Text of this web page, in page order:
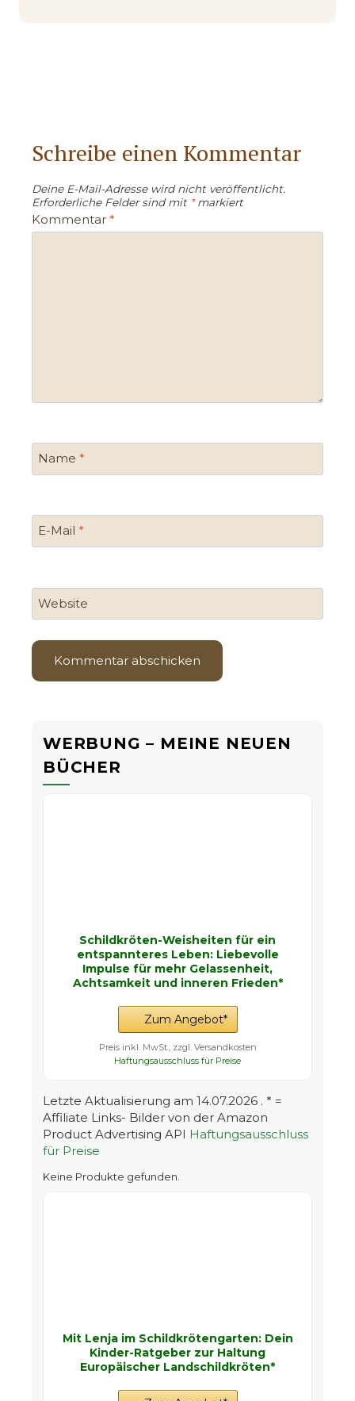
Schreibe einen Kommentar
Deine E-Mail-Adresse wird nicht veröffentlicht.
Erforderliche Felder sind mit *markiert
Kommentar *
Name *
E-Mail *
Website
WERBUNG – MEINE NEUEN
BÜCHER
Schildkröten-Weisheiten für ein
entspannteres Leben: Liebevolle
Impulse für mehr Gelassenheit,
Achtsamkeit und inneren Frieden*
Zum Angebot*
Preis inkl. MwSt., zzgl. Versandkosten
Haftungsausschluss für Preise
Letzte Aktualisierung am 14.07.2026 . * =
Affiliate Links- Bilder von der Amazon
Product Advertising API Haftungsausschluss
für Preise
Keine Produkte gefunden.
Mit Lenja im Schildkrötengarten: Dein
Kinder-Ratgeber zur Haltung
Europäischer Landschildkröten*